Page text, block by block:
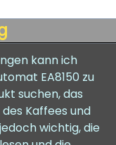
kann ich
EA8150 zu
suchen, das
Kaffees und
wichtig, die